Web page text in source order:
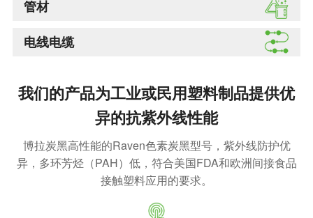
管材
电线电缆
我们的产品为工业或民用塑料制品提供优
异的抗紫外线性能
博拉炭黑高性能的Raven色素炭黑型号，紫外线防护优
异，多环芳烃（PAH）低，符合美国FDA和欧洲间接食品
接触塑料应用的要求。